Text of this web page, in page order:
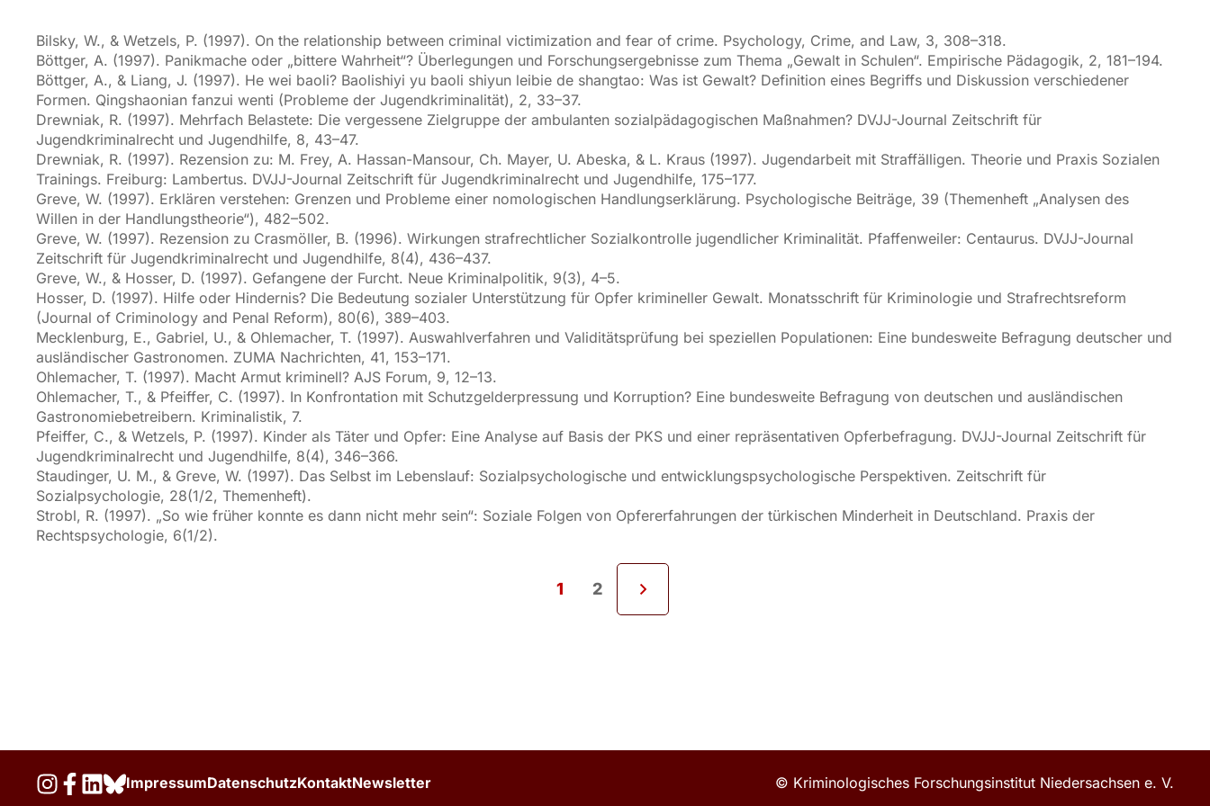
Bilsky, W., & Wetzels, P. (1997). On the relationship between criminal victimization and fear of crime. Psychology, Crime, and Law, 3, 308–318.
Böttger, A. (1997). Panikmache oder „bittere Wahrheit“? Überlegungen und Forschungsergebnisse zum Thema „Gewalt in Schulen“. Empirische Pädagogik, 2, 181–194.
Böttger, A., & Liang, J. (1997). He wei baoli? Baolishiyi yu baoli shiyun leibie de shangtao: Was ist Gewalt? Definition eines Begriffs und Diskussion verschiedener
Formen. Qingshaonian fanzui wenti (Probleme der Jugendkriminalität), 2, 33–37.
Drewniak, R. (1997). Mehrfach Belastete: Die vergessene Zielgruppe der ambulanten sozialpädagogischen Maßnahmen? DVJJ-Journal Zeitschrift für
Jugendkriminalrecht und Jugendhilfe, 8, 43–47.
Drewniak, R. (1997). Rezension zu: M. Frey, A. Hassan-Mansour, Ch. Mayer, U. Abeska, & L. Kraus (1997). Jugendarbeit mit Straffälligen. Theorie und Praxis Sozialen
Trainings. Freiburg: Lambertus. DVJJ-Journal Zeitschrift für Jugendkriminalrecht und Jugendhilfe, 175–177.
Greve, W. (1997). Erklären verstehen: Grenzen und Probleme einer nomologischen Handlungserklärung. Psychologische Beiträge, 39 (Themenheft „Analysen des
Willen in der Handlungstheorie“), 482–502.
Greve, W. (1997). Rezension zu Crasmöller, B. (1996). Wirkungen strafrechtlicher Sozialkontrolle jugendlicher Kriminalität. Pfaffenweiler: Centaurus. DVJJ-Journal
Zeitschrift für Jugendkriminalrecht und Jugendhilfe, 8(4), 436–437.
Greve, W., & Hosser, D. (1997). Gefangene der Furcht. Neue Kriminalpolitik, 9(3), 4–5.
Hosser, D. (1997). Hilfe oder Hindernis? Die Bedeutung sozialer Unterstützung für Opfer krimineller Gewalt. Monatsschrift für Kriminologie und Strafrechtsreform
(Journal of Criminology and Penal Reform), 80(6), 389–403.
Mecklenburg, E., Gabriel, U., & Ohlemacher, T. (1997). Auswahlverfahren und Validitätsprüfung bei speziellen Populationen: Eine bundesweite Befragung deutscher und
ausländischer Gastronomen. ZUMA Nachrichten, 41, 153–171.
Ohlemacher, T. (1997). Macht Armut kriminell? AJS Forum, 9, 12–13.
Ohlemacher, T., & Pfeiffer, C. (1997). In Konfrontation mit Schutzgelderpressung und Korruption? Eine bundesweite Befragung von deutschen und ausländischen
Gastronomiebetreibern. Kriminalistik, 7.
Pfeiffer, C., & Wetzels, P. (1997). Kinder als Täter und Opfer: Eine Analyse auf Basis der PKS und einer repräsentativen Opferbefragung. DVJJ-Journal Zeitschrift für
Jugendkriminalrecht und Jugendhilfe, 8(4), 346–366.
Staudinger, U. M., & Greve, W. (1997). Das Selbst im Lebenslauf: Sozialpsychologische und entwicklungspsychologische Perspektiven. Zeitschrift für
Sozialpsychologie, 28(1/2, Themenheft).
Strobl, R. (1997). „So wie früher konnte es dann nicht mehr sein“: Soziale Folgen von Opfererfahrungen der türkischen Minderheit in Deutschland. Praxis der
Rechtspsychologie, 6(1/2).
1 2
ImpressumDatenschutzKontaktNewsletter © Kriminologisches Forschungsinstitut Niedersachsen e. V.